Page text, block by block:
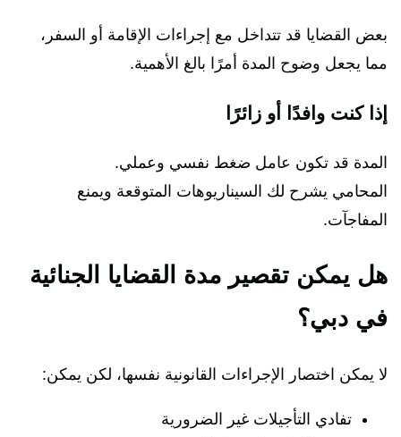
بعض القضايا قد تتداخل مع إجراءات الإقامة أو السفر،
مما يجعل وضوح المدة أمرًا بالغ الأهمية.
إذا كنت وافدًا أو زائرًا
المدة قد تكون عامل ضغط نفسي وعملي.
المحامي يشرح لك السيناريوهات المتوقعة ويمنع
المفاجآت.
هل يمكن تقصير مدة القضايا الجنائية
في دبي؟
لا يمكن اختصار الإجراءات القانونية نفسها، لكن يمكن:
تفادي التأجيلات غير الضرورية